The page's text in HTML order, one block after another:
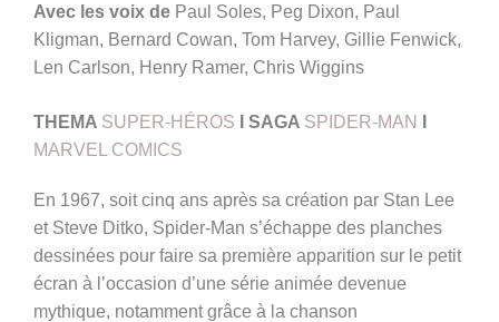
Avec les voix de Paul Soles, Peg Dixon, Paul
Kligman, Bernard Cowan, Tom Harvey, Gillie Fenwick,
Len Carlson, Henry Ramer, Chris Wiggins
THEMA SUPER-HÉROS I SAGA SPIDER-MAN
MARVEL COMICS
En 1967, soit cinq ans après sa création par Stan Lee
et Steve Ditko, Spider-Man s’échappe des planches
dessinées pour faire sa première apparition sur le petit
écran à l’occasion d’une série animée devenue
mythique, notamment grâce à la chanson